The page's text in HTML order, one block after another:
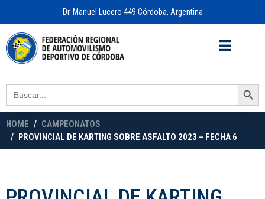
Dr. Manuel Lucero 449 Córdoba, Argentina
Search
for:
Search Button
HOME
CAMPEONATOS
PROVINCIAL DE KARTING SOBRE ASFALTO 2023 – FECHA 6